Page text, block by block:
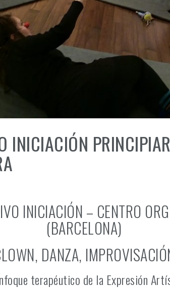
INICIACIÓN
INICIACIÓN – CENTRO
(BARCELONA)
DANZA,
terapéutico de la Expresión